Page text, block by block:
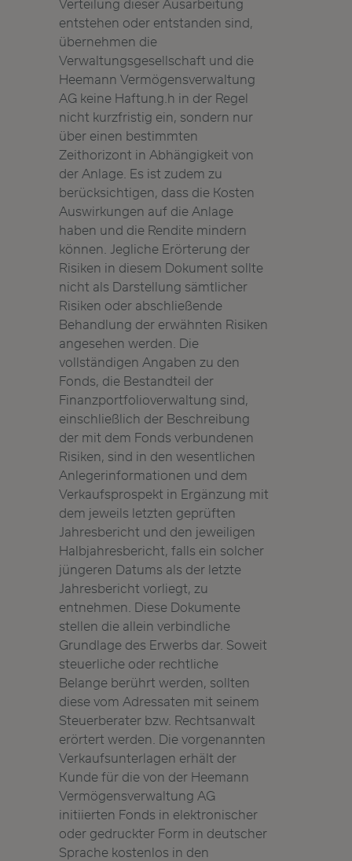
Verteilung dieser Ausarbeitung
entstehen oder entstanden sind,
übernehmen die
Verwaltungsgesellschaft und die
Heemann Vermögensverwaltung
AG keine Haftung.h in der Regel
nicht kurzfristig ein, sondern nur
über einen bestimmten
Zeithorizont in Abhängigkeit von
der Anlage. Es ist zudem zu
berücksichtigen, dass die Kosten
Auswirkungen auf die Anlage
haben und die Rendite mindern
können. Jegliche Erörterung der
Risiken in diesem Dokument sollte
nicht als Darstellung sämtlicher
Risiken oder abschließende
Behandlung der erwähnten Risiken
angesehen werden. Die
vollständigen Angaben zu den
Fonds, die Bestandteil der
Finanzportfolioverwaltung sind,
einschließlich der Beschreibung
der mit dem Fonds verbundenen
Risiken, sind in den wesentlichen
Anlegerinformationen und dem
Verkaufsprospekt in Ergänzung mit
dem jeweils letzten geprüften
Jahresbericht und den jeweiligen
Halbjahresbericht, falls ein solcher
jüngeren Datums als der letzte
Jahresbericht vorliegt, zu
entnehmen. Diese Dokumente
stellen die allein verbindliche
Grundlage des Erwerbs dar. Soweit
steuerliche oder rechtliche
Belange berührt werden, sollten
diese vom Adressaten mit seinem
Steuerberater bzw. Rechtsanwalt
erörtert werden. Die vorgenannten
Verkaufsunterlagen erhält der
Kunde für die von der Heemann
Vermögensverwaltung AG
initiierten Fonds in elektronischer
oder gedruckter Form in deutscher
Sprache kostenlos in den